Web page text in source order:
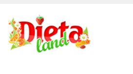
contenuto